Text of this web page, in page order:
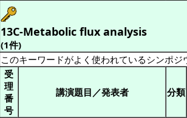
13C-Metabolic flux analysis
(1件)
このキーワードがよく使われているシンポ
受
理
番
号
講演題目／発表者 分類